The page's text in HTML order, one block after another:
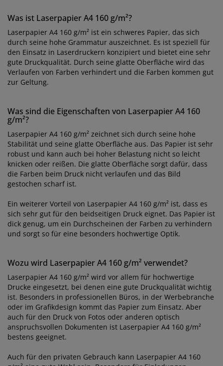
Was ist Laserpapier A4 160 g/m²?
Laserpapier A4 160 g/m² ist ein schweres Papier, das sich
durch seine hohe Grammatur auszeichnet. Es ist speziell für
den Einsatz in Laserdruckern konzipiert und bietet eine sehr
gute Druckqualität. Durch seine glatte Oberfläche wird das
Verlaufen von Farben verhindert und die Farben kommen gut
zur Geltung.
Was sind die Eigenschaften von Laserpapier A4 160
g/m²?
Laserpapier A4 160 g/m² zeichnet sich durch seine hohe
Stabilität und seine glatte Oberfläche aus. Das Papier ist sehr
robust und kann auch bei hoher Belastung nicht so leicht
knicken oder reißen. Die glatte Oberfläche sorgt dafür, dass
die Farben beim Druck nicht verlaufen und das Bild
gestochen scharf ist.
Ein weiterer Vorteil von Laserpapier A4 160 g/m² ist, dass es
sich sehr gut für den beidseitigen Druck eignet. Das Papier ist
dick genug, um ein Durchscheinen der Farben zu verhindern
und sorgt so für eine besonders hochwertige Optik.
Wozu wird Laserpapier A4 160 g/m² verwendet?
Laserpapier A4 160 g/m² wird vor allem für hochwertige
Drucke eingesetzt, bei denen eine gute Druckqualität wichtig
ist. Besonders in professionellen Büros, in der Werbebranche
oder im Grafikdesign kommt das Papier zum Einsatz. Aber
auch für den Druck von Fotos oder anderen optisch
anspruchsvollen Dokumenten ist Laserpapier A4 160 g/m²
bestens geeignet.
Auch für den privaten Gebrauch kann Laserpapier A4 160